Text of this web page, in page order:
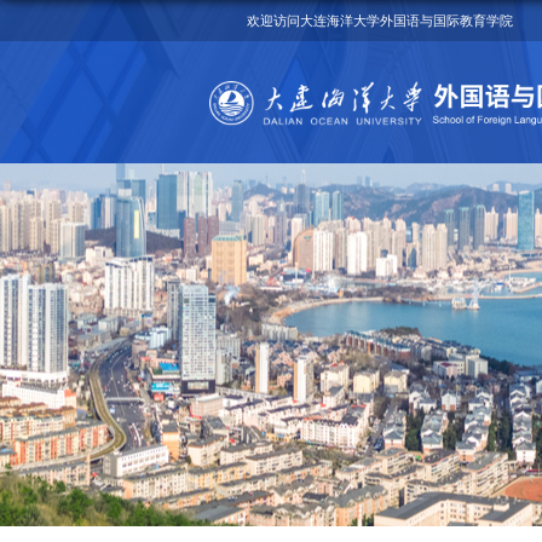
欢迎访问大连海洋大学外国语